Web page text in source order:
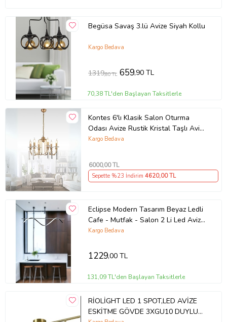
Begüsa Savaş 3.lü Avize Siyah Kollu
Kargo Bedava
1319,80 TL 659,90 TL
70,38 TL'den Başlayan Taksitlerle
Kontes 6'lı Klasik Salon Oturma
Odası Avize Rustik Kristal Taşlı Avize
(Eskitme Altın)
Kargo Bedava
6000,00 TL
Sepette %23 İndirim 4620,00 TL
Eclipse Modern Tasarım Beyaz Ledli
Cafe - Mutfak - Salon 2 Li Led Avize
(Siyah)
Kargo Bedava
1229,00 TL
131,09 TL'den Başlayan Taksitlerle
RİOLİGHT LED 1 SPOT,LED AVİZE
ESKİTME GÖVDE 3XGU10 DUYLU